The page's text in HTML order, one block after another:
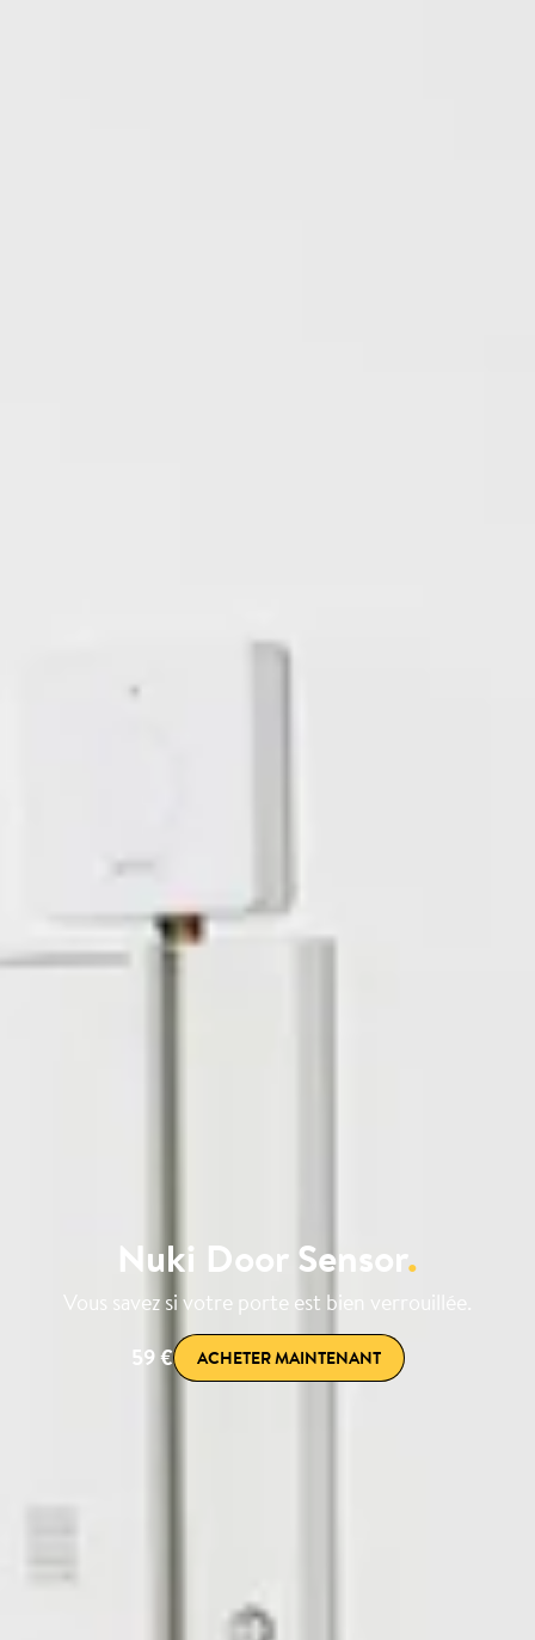
Nuki Door Sensor .
Vous savez si votre porte est bien verrouillée.
59 €
ACHETER MAINTENANT